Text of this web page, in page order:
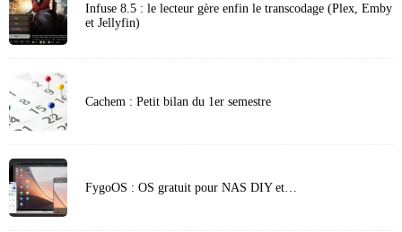
Infuse 8.5 : le lecteur gère enfin le transcodage (Plex, Emby
et Jellyfin)
Cachem : Petit bilan du 1er semestre
FygoOS : OS gratuit pour NAS DIY et…